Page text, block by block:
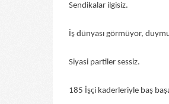
Sendikalar ilgisiz.
İş dünyası görmüyor,
Siyasi partiler sessiz.
185 İşçi kaderleriyle baş başa